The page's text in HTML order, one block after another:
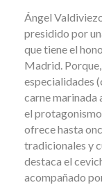
Ángel
presidido por
que tiene el
Madrid.
especialidades
carne marinada
el protagonismo
ofrece hasta
tradicionales y
destaca el
acompañado